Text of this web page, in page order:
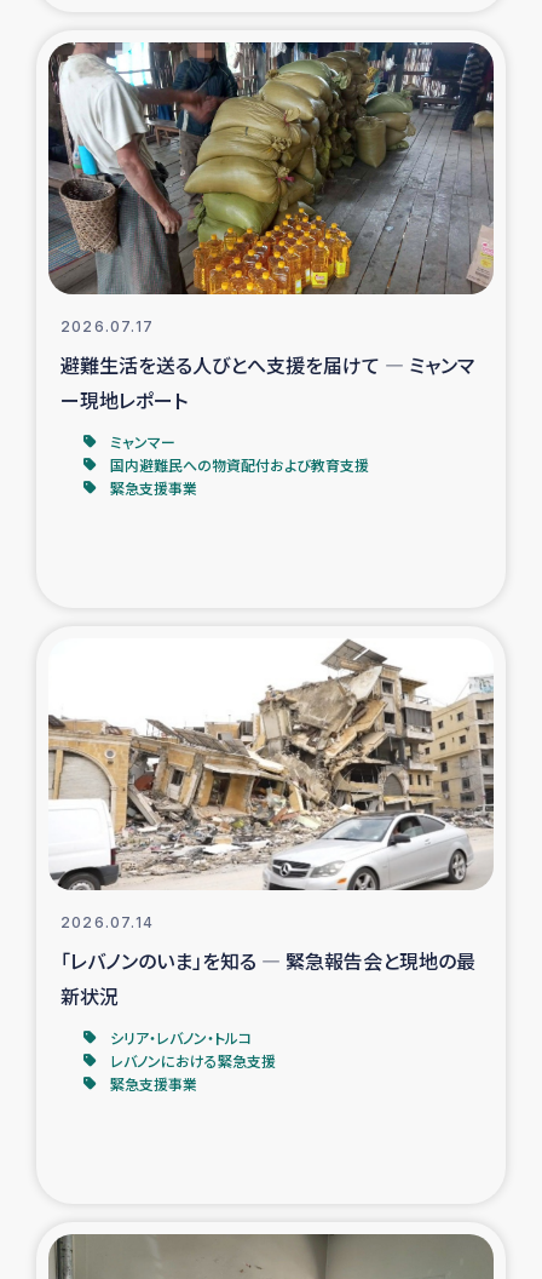
2026.07.17
避難生活を送る人びとへ支援を届けて ― ミャンマ
ー現地レポート
ミャンマー
国内避難民への物資配付および教育支援
緊急支援事業
2026.07.14
「レバノンのいま」を知る ― 緊急報告会と現地の最
新状況
シリア・レバノン・トルコ
レバノンにおける緊急支援
緊急支援事業